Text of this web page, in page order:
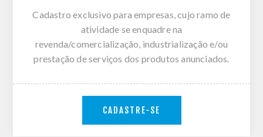
Cadastro exclusivo para empresas, cujo ramo de
atividade se enquadre na
revenda/comercialização, industrialização e/ou
prestação de serviços dos produtos anunciados.
CADASTRE-SE